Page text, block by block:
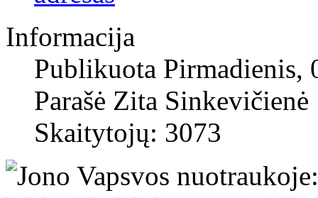
Informacija
Publikuota Pirmadienis,
Parašė Zita Sinkevičienė
Skaitytojų: 3073